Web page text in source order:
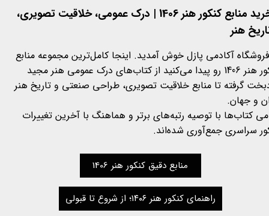
خرید منابع کنکور هنر 1406 | درک عمومی، خلاقیت تصویری،
هنر
آکادمی پازل خوش آمدید. اینجا کامل‌ترین مجموعه منابع
کنکور هنر 1406 رو پیدا می‌کنید از کتاب‌های درک عمومی هنر مجید
گرفته تا منابع خلاقیت تصویری، طراحی صنعتی و تاریخ هنر
و جهان.
کتاب‌ها با توصیه رتبه‌های برتر و هماهنگ با آخرین تغییرات
سراسری جمع‌آوری شده‌اند.
منابع دقیق کنکور هنر 1406
راهنمای کنکور هنر ۱۴۰۶؛ از شروع تا قبولی